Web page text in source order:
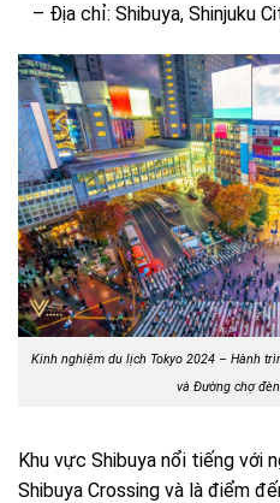
– Địa chỉ: Shibuya, Shinjuku
Kinh nghiệm du lịch Tokyo 2024 – Hành
và Đường chợ
Khu vực Shibuya nổi tiếng với
Shibuya Crossing và là điểm